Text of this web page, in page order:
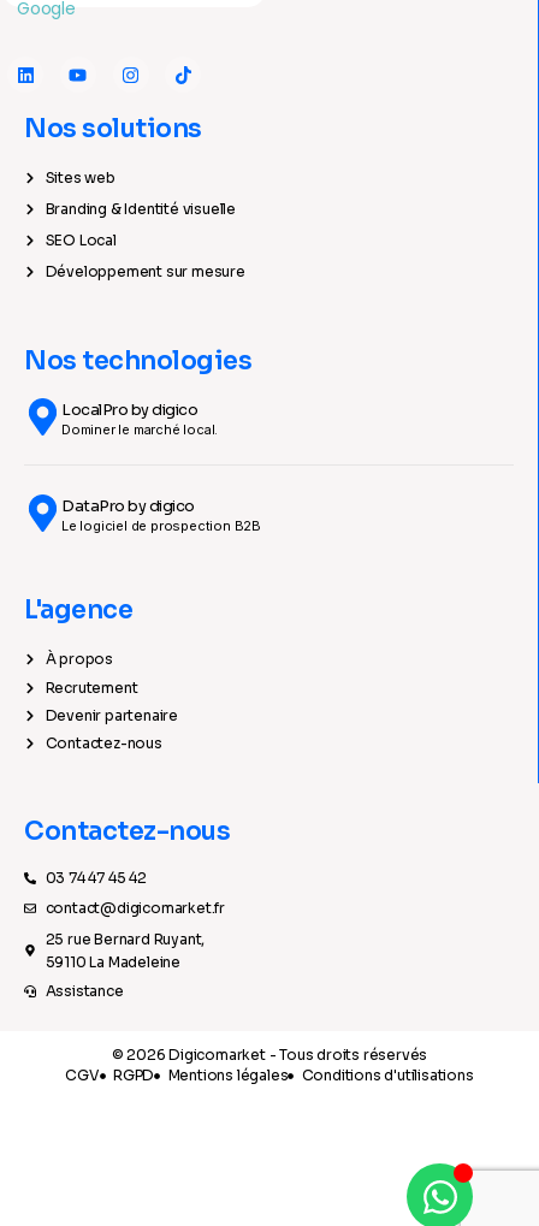
Nos solutions
Sites web
Branding & Identité visuelle
SEO Local
Développement sur mesure
Nos technologies
LocalPro by digico
Dominer le marché local.
DataPro by digico
Le logiciel de prospection B2B
L'agence
À propos
Recrutement
Devenir partenaire
Contactez-nous
Contactez-nous
03 74 47 45 42
contact@digicomarket.fr
25 rue Bernard Ruyant,
59110 La Madeleine
Assistance
© 2026 Digicomarket - Tous droits réservés
CGV
RGPD Mentions légales Conditions d'utilisations